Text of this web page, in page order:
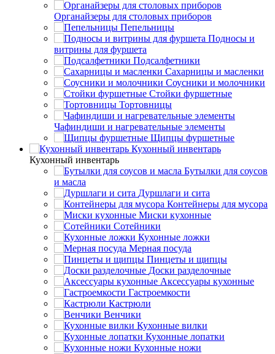
Органайзеры для столовых приборов
Пепельницы
Подносы и
витрины для фуршета
Подсалфетники
Сахарницы и масленки
Соусники и молочники
Стойки фуршетные
Тортовницы
Чафиндиши и нагревательные элементы
Щипцы фуршетные
Кухонный инвентарь
Кухонный инвентарь
Бутылки для соусов
и масла
Дуршлаги и сита
Контейнеры для мусора
Миски кухонные
Сотейники
Кухонные ложки
Мерная посуда
Пинцеты и щипцы
Доски разделочные
Аксессуары кухонные
Гастроемкости
Кастрюли
Венчики
Кухонные вилки
Кухонные лопатки
Кухонные ножи